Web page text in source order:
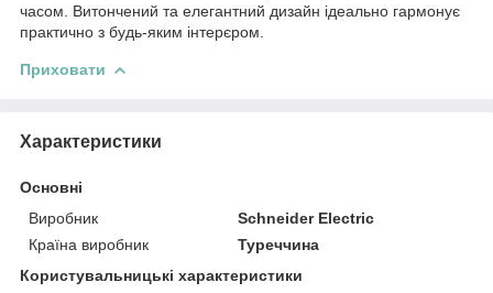
часом. Витончений та елегантний дизайн ідеально гармонує
практично з будь-яким інтерєром.
Приховати
Характеристики
Основні
Виробник
Schneider Electric
Країна виробник
Туреччина
Користувальницькі характеристики